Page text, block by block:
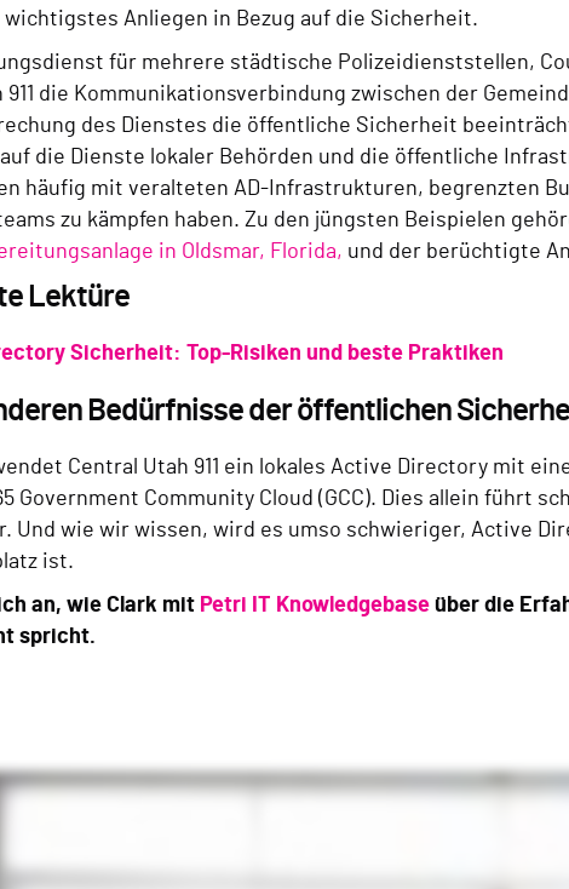
wichtigstes Anliegen in Bezug auf die Sicherheit.
für mehrere städtische Polizeidienststellen,
911 die Kommunikationsverbindung zwischen der
des Dienstes die öffentliche Sicherheit
die Dienste lokaler Behörden und die öffentliche
häufig mit veralteten AD-Infrastrukturen, begrenzten
zu kämpfen haben. Zu den jüngsten Beispielen
in Oldsmar, Florida, und der berüchtigte
Lektüre
Sicherheit: Top-Risiken und beste Praktiken
Bedürfnisse der öffentlichen
Central Utah 911 ein lokales Active Directory mit
Government Community Cloud (GCC). Dies allein führt
Und wie wir wissen, wird es umso schwieriger, Active
ist.
an, wie Clark mit Petri IT Knowledgebase über die
spricht.